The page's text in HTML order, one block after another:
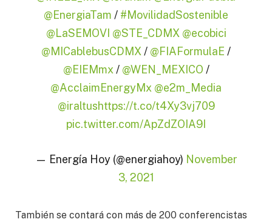
@EnergiaTam / #MovilidadSostenible
@LaSEMOVI @STE_CDMX @ecobici
@MICablebusCDMX/ @FIAFormulaE /
@EIEMmx/ @WEN_MEXICO /
@AcclaimEnergyMx @e2m_Media
@iraltushttps://t.co/t4Xy3vj709
pic.twitter.com/ApZdZOIA9I
— Energía Hoy (@energiahoy) November
3, 2021
También se contará con más de 200 conferencistas